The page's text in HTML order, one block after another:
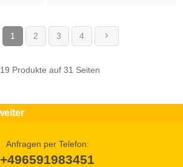
1 (current)
2 3 4
Produkte auf 31 Seiten
Anfragen per Telefon:
+496591983451